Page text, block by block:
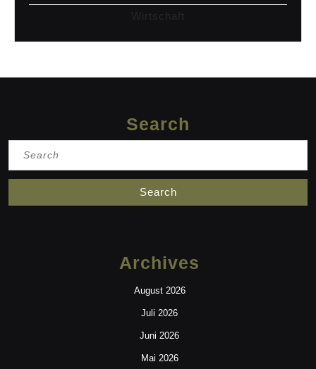
Wirtschaft
Search
Archives
August 2026
Juli 2026
Juni 2026
Mai 2026